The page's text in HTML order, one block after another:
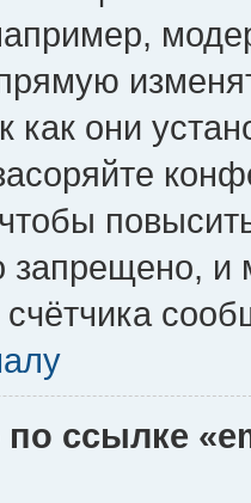
как они
запрещено, и
ссылке